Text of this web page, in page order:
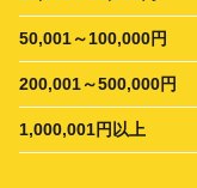
50,001～100,000円
200,001～500,000円
1,000,001円以上